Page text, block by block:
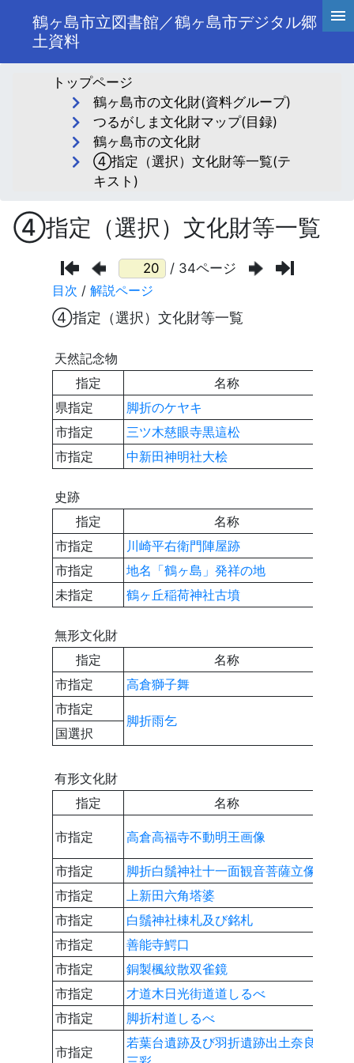
鶴ヶ島市立図書館／鶴ヶ島市デジタル郷
土資料
トップページ
鶴ヶ島市の文化財(資料グループ)
つるがしま文化財マップ(目録)
鶴ヶ島市の文化財
④指定（選択）文化財等一覧(テ
キスト)
④指定（選択）文化財等一覧
/ 34ページ